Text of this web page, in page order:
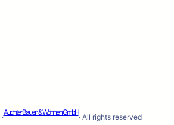
Auchter Bauen & Wohnen GmbH
· All rights reserved